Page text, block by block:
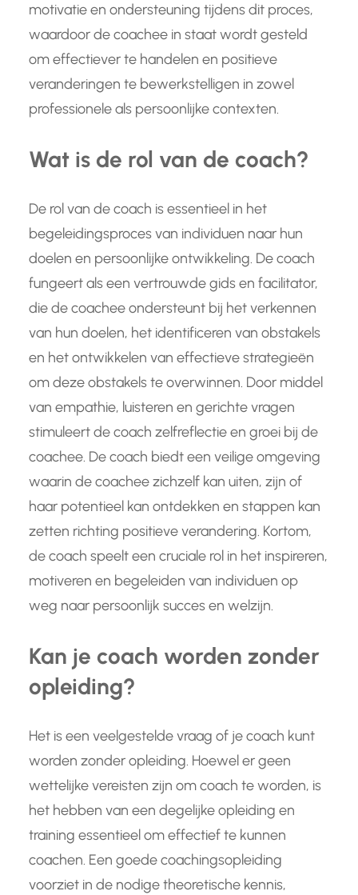
motivatie en ondersteuning tijdens dit proces,
waardoor de coachee in staat wordt gesteld
om effectiever te handelen en positieve
veranderingen te bewerkstelligen in zowel
professionele als persoonlijke contexten.
Wat is de rol van de coach?
De rol van de coach is essentieel in het
begeleidingsproces van individuen naar hun
doelen en persoonlijke ontwikkeling. De coach
fungeert als een vertrouwde gids en facilitator,
die de coachee ondersteunt bij het verkennen
van hun doelen, het identificeren van obstakels
en het ontwikkelen van effectieve strategieën
om deze obstakels te overwinnen. Door middel
van empathie, luisteren en gerichte vragen
stimuleert de coach zelfreflectie en groei bij de
coachee. De coach biedt een veilige omgeving
waarin de coachee zichzelf kan uiten, zijn of
haar potentieel kan ontdekken en stappen kan
zetten richting positieve verandering. Kortom,
de coach speelt een cruciale rol in het inspireren,
motiveren en begeleiden van individuen op
weg naar persoonlijk succes en welzijn.
Kan je coach worden zonder
opleiding?
Het is een veelgestelde vraag of je coach kunt
worden zonder opleiding. Hoewel er geen
wettelijke vereisten zijn om coach te worden, is
het hebben van een degelijke opleiding en
training essentieel om effectief te kunnen
coachen. Een goede coachingsopleiding
voorziet in de nodige theoretische kennis,